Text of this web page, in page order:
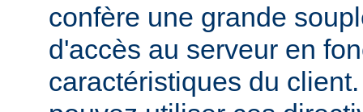
confère une grande
d'accès au serveur en
caractéristiques du